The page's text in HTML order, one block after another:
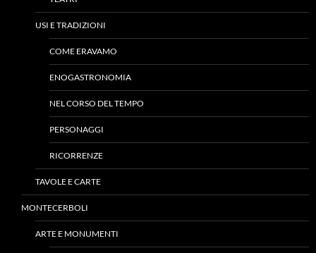
USI E TRADIZIONI
COME ERAVAMO
ENOGASTRONOMIA
NEL CORSO DEL TEMPO
PERSONAGGI
RICORRENZE
TAVOLE E CARTE
MONTECERBOLI
ARTE E MONUMENTI